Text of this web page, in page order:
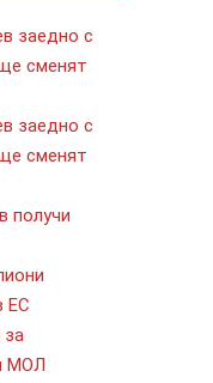
заедно с
сменят
заедно с
сменят
получи
ЕС
за
МОЛ